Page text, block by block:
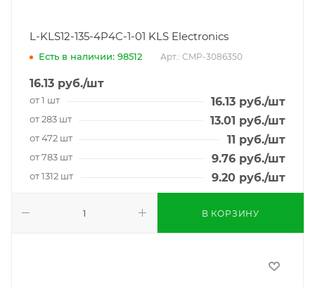
L-KLS12-135-4P4C-1-01 KLS Electronics
Есть в наличии: 98512 Арт.: CMP-3086350
16.13 руб./шт
от 1 шт 16.13 руб./шт
от 283 шт 13.01 руб./шт
от 472 шт 11 руб./шт
от 783 шт 9.76 руб./шт
от 1312 шт 9.20 руб./шт
В КОРЗИНУ